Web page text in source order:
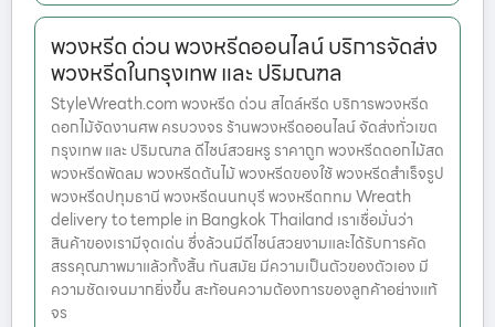
พวงหรีด ด่วน พวงหรีดออนไลน์ บริการจัดส่ง
พวงหรีดในกรุงเทพ และ ปริมณฑล
StyleWreath.com พวงหรีด ด่วน สไตล์หรีด บริการพวงหรีด
ดอกไม้จัดงานศพ ครบวงจร ร้านพวงหรีดออนไลน์ จัดส่งทั่วเขต
กรุงเทพ และ ปริมณฑล ดีไซน์สวยหรู ราคาถูก พวงหรีดดอกไม้สด
พวงหรีดพัดลม พวงหรีดต้นไม้ พวงหรีดของใช้ พวงหรีดสำเร็จรูป
พวงหรีดปทุมธานี พวงหรีดนนทบุรี พวงหรีดกทม Wreath
delivery to temple in Bangkok Thailand เราเชื่อมั่นว่า
สินค้าของเรามีจุดเด่น ซึ่งล้วนมีดีไซน์สวยงามและได้รับการคัด
สรรคุณภาพมาแล้วทั้งสิ้น ทันสมัย มีความเป็นตัวของตัวเอง มี
ความชัดเจนมากยิ่งขึ้น สะท้อนความต้องการของลูกค้าอย่างแท้
จร